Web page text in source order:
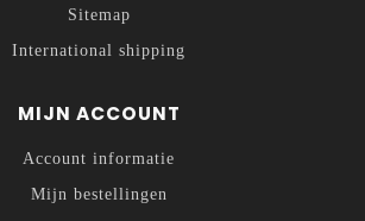
Sitemap
International shipping
MIJN ACCOUNT
Account informatie
Mijn bestellingen